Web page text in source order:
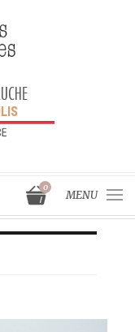
0
MENU